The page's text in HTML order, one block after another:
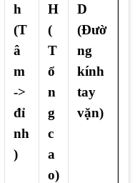
h
(T
â
m
->
đỉ
nh
)
H
(
T
ổ
n
g
c
a
o)
D
(Đườ
ng
kính
tay
vặn)